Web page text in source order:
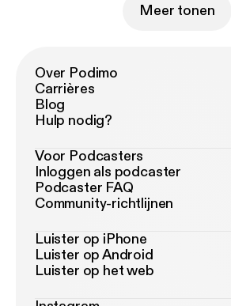
Meer tonen
Over Podimo
Carrières
Blog
Hulp nodig?
Voor Podcasters
Inloggen als podcaster
Podcaster FAQ
Community-richtlijnen
Luister op iPhone
Luister op Android
Luister op het web